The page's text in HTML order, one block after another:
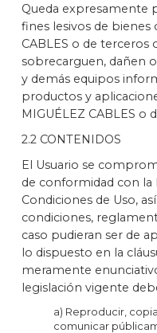
Queda expresamente
fines lesivos de bienes
CABLES o de terceros
sobrecarguen, dañen
y demás equipos
productos y
MIGUÉLEZ CABLES o
2.2 CONTENIDOS
El Usuario se
de conformidad con la
Condiciones de Uso,
condiciones,
caso pudieran ser de
lo dispuesto en la
meramente
legislación vigente
a) Reproducir,
comunicar